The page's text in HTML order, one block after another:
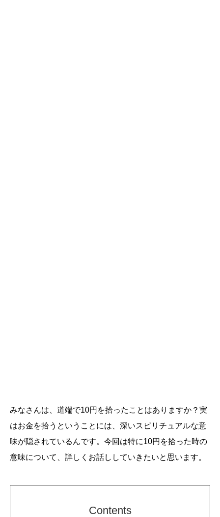
みなさんは、道端で10円を拾ったことはありますか？実
はお金を拾うということには、深いスピリチュアルな意
味が隠されているんです。今回は特に10円を拾った時の
意味について、詳しくお話ししていきたいと思います。
Contents